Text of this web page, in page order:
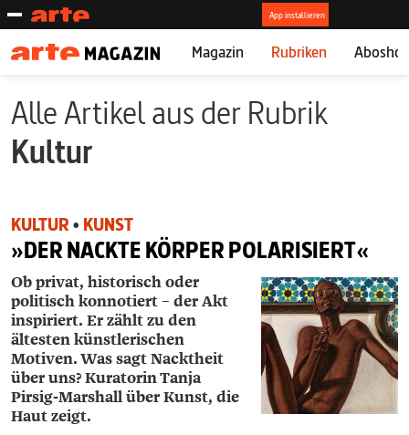
Magazin Rubriken
Alle Artikel aus der Rubrik
Kultur
KULTUR • KUNST
»DER NACKTE KÖRPER POLARISIERT«
Ob privat, historisch oder
politisch konnotiert – der Akt
inspiriert. Er zählt zu den
ältesten künstlerischen
Motiven. Was sagt Nacktheit
über uns? Kuratorin ­Tanja
Pirsig-­Marshall über Kunst, die
Haut zeigt.